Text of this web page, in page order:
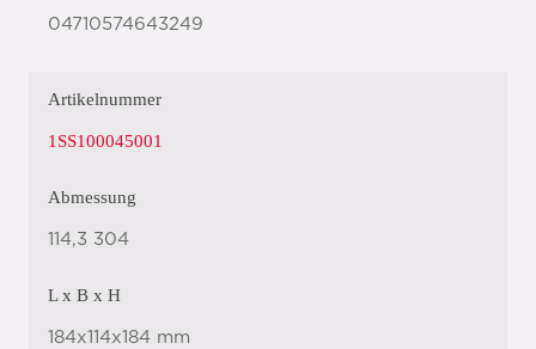
04710574643249
Artikelnummer
1SS100045001
Abmessung
114,3 304
L x B x H
184x114x184 mm